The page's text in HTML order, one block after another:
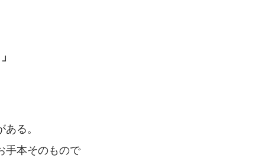
る。
手本そのもので